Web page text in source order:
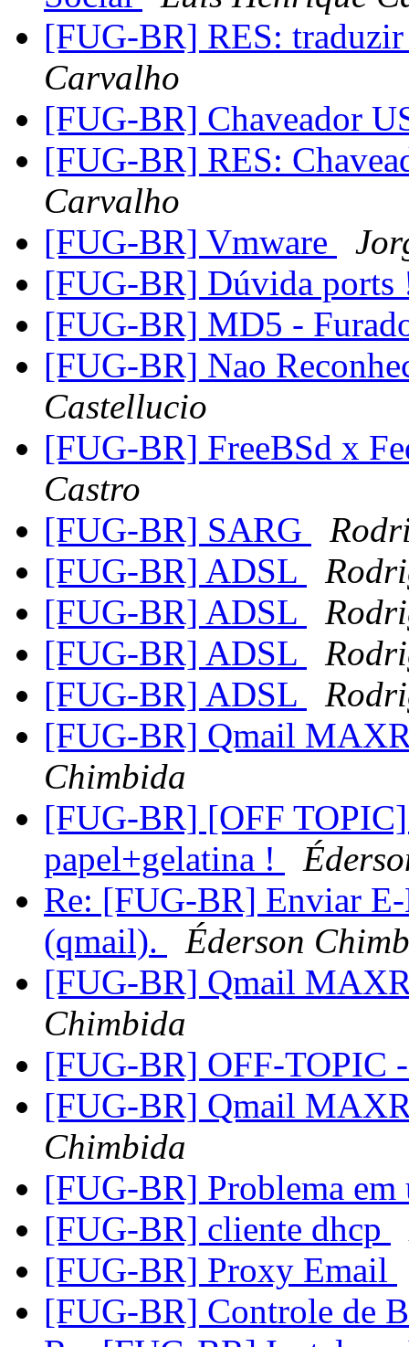
[FUG-BR] RES:
Carvalho
[FUG-BR] Chaveador
[FUG-BR] RES:
Carvalho
[FUG-BR] Vmware
[FUG-BR] Dúvida
[FUG-BR] MD5 -
[FUG-BR] Nao
Castellucio
[FUG-BR] FreeBSd x
Castro
[FUG-BR] SARG
[FUG-BR] ADSL
[FUG-BR] ADSL
[FUG-BR] ADSL
[FUG-BR] ADSL
[FUG-BR] Qmail
Chimbida
[FUG-BR] [OFF
papel+gelatina !
Re: [FUG-BR] Enviar
(qmail).
Éderson
[FUG-BR] Qmail
Chimbida
[FUG-BR] OFF-TOPIC
[FUG-BR] Qmail
Chimbida
[FUG-BR] Problema
[FUG-BR] cliente dhcp
[FUG-BR] Proxy Email
[FUG-BR] Controle de